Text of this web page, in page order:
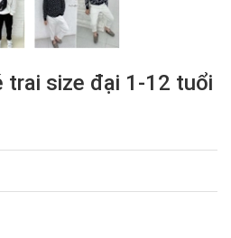
trai size đại 1-12 tuổi